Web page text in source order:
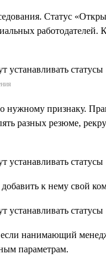
Статус
работодателей.
нужному признаку.
разных резюме,
к нему свой
нанимающий
параметрам.